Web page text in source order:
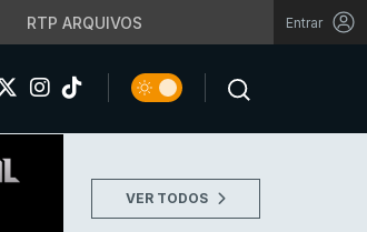
RTP ARQUIVOS Entrar
VER TODOS